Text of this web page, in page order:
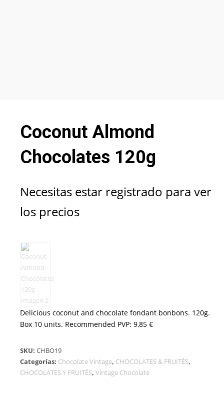
Coconut Almond
Chocolates 120g
Necesitas estar registrado para ver
los precios
Delicious coconut and chocolate fondant bonbons. 120g.
Box 10 units. Recommended PVP: 9,85 €
SKU: CHBO19
Categorías: Chocolate Vintage, CHOCOLATES & FRUITÉS,
CHOCOLATES Y FRUITÉS, Vintage Chocolate